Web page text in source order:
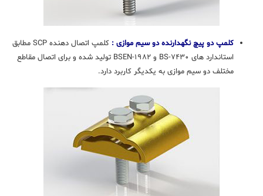
کلمپ دو پیچ نگهدارنده دو سیم موازی :
کلمپ اتصال دهنده SCP مطابق
استاندارد های BS-۷۴۳۰ و BSEN-۱۹۸۲ تولید شده و برای اتصال مقاطع
مختلف دو سیم موازی به یکدیگر کاربرد دارد.